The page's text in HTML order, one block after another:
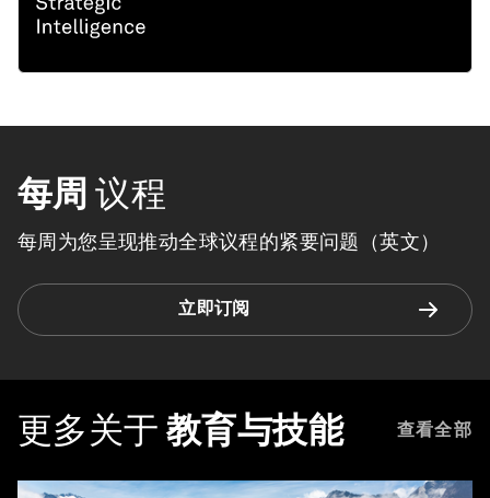
每周 议程
每周为您呈现推动全球议程的紧要问题（英文）
立即订阅
更多关于 教育与技能 查看全部